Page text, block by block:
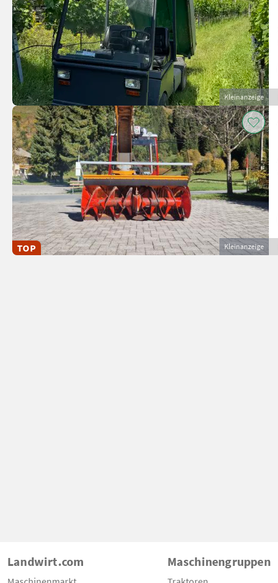
Kleinanzeige
Kleinanzeige
TOP
Landwirt.com Maschinengruppen